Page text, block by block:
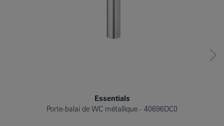
Essentials
Porte-balai de WC métallique
40696DC0